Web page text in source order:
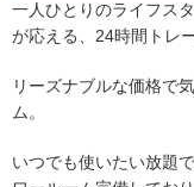
一人ひとりのライフス
が応える、24時間トレ
リーズナブルな価格で
ム。
いつでも使いたい放題